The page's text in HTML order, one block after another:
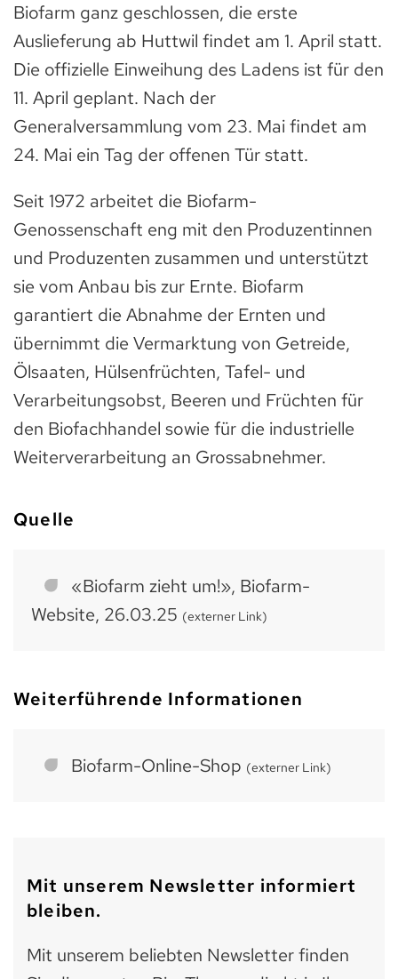
Biofarm ganz geschlossen, die erste
Auslieferung ab Huttwil findet am 1. April statt.
Die offizielle Einweihung des Ladens ist für den
11. April geplant. Nach der
Generalversammlung vom 23. Mai findet am
24. Mai ein Tag der offenen Tür statt.
Seit 1972 arbeitet die Biofarm-
Genossenschaft eng mit den Produzentinnen
und Produzenten zusammen und unterstützt
sie vom Anbau bis zur Ernte. Biofarm
garantiert die Abnahme der Ernten und
übernimmt die Vermarktung von Getreide,
Ölsaaten, Hülsenfrüchten, Tafel- und
Verarbeitungsobst, Beeren und Früchten für
den Biofachhandel sowie für die industrielle
Weiterverarbeitung an Grossabnehmer.
Quelle
«Biofarm zieht um!», Biofarm-
Website, 26.03.25 (externer Link)
Weiterführende Informationen
Biofarm-Online-Shop (externer Link)
Mit unserem Newsletter informiert
bleiben.
Mit unserem beliebten Newsletter finden